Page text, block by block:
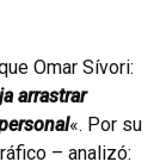
Omar Sívori:
arrastrar
«. Por su
– analizó: